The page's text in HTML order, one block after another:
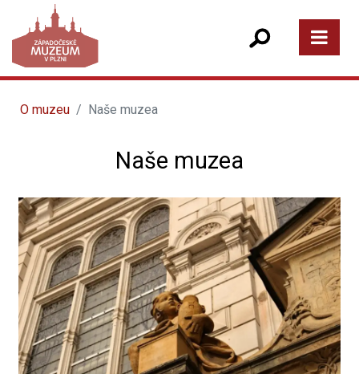
O muzeu Naše muzea
Naše muzea